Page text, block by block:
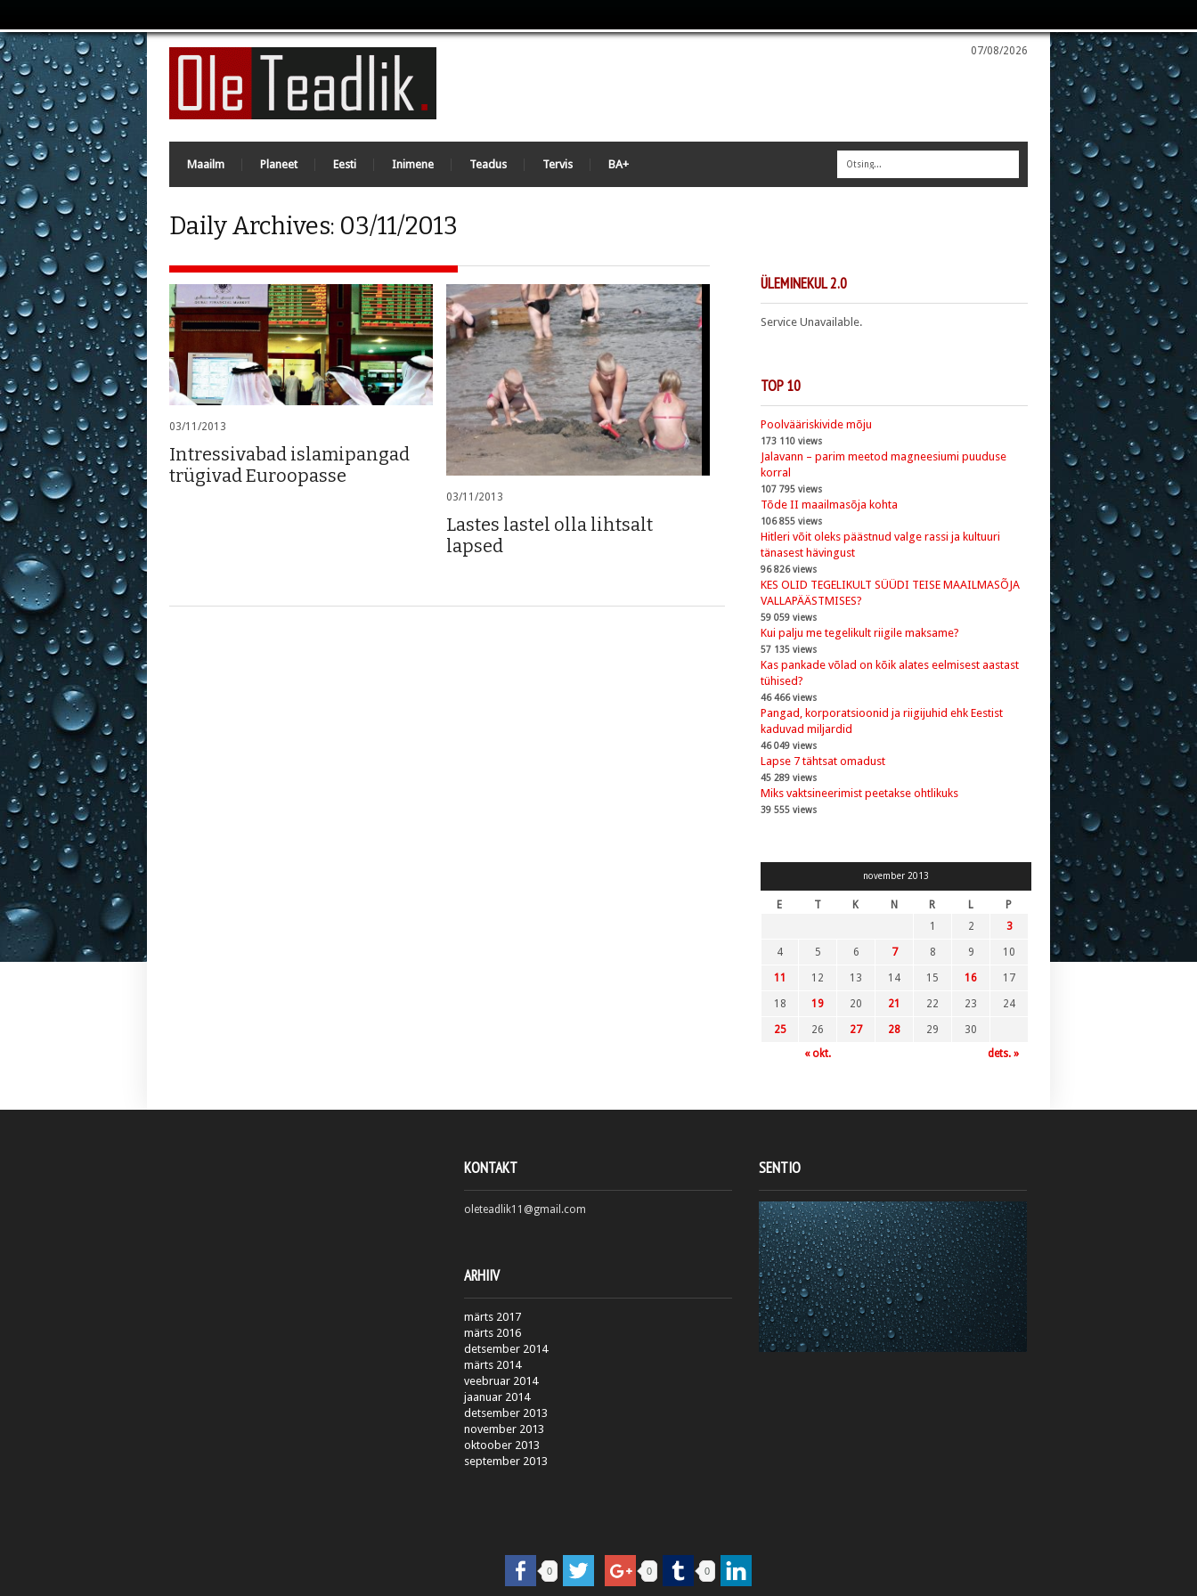
07/08/2026
Maailm Planeet Eesti Inimene Teadus Tervis BA+
Daily Archives: 03/11/2013
03/11/2013
Intressivabad islamipangad
trügivad Euroopasse
03/11/2013
Lastes lastel olla lihtsalt
lapsed
ÜLEMINEKUL 2.0
Service Unavailable.
TOP 10
Poolvääriskivide mõju
173 110 views
Jalavann – parim meetod magneesiumi puuduse
korral
107 795 views
Tõde II maailmasõja kohta
106 855 views
Hitleri võit oleks päästnud valge rassi ja kultuuri
tänasest hävingust
96 826 views
KES OLID TEGELIKULT SÜÜDI TEISE MAAILMASÕJA
VALLAPÄÄSTMISES?
59 059 views
Kui palju me tegelikult riigile maksame?
57 135 views
Kas pankade võlad on kõik alates eelmisest aastast
tühised?
46 466 views
Pangad, korporatsioonid ja riigijuhid ehk Eestist
kaduvad miljardid
46 049 views
Lapse 7 tähtsat omadust
45 289 views
Miks vaktsineerimist peetakse ohtlikuks
39 555 views
november 2013
E T K N R L P
« okt. dets. »
1 2 3
4 5 6 7 8 9 10
11 12 13 14 15 16 17
18 19 20 21 22 23 24
25 26 27 28 29 30
KONTAKT
oleteadlik11@gmail.com
ARHIIV
märts 2017
märts 2016
detsember 2014
märts 2014
veebruar 2014
jaanuar 2014
detsember 2013
november 2013
oktoober 2013
september 2013
0 0 0
SENTIO